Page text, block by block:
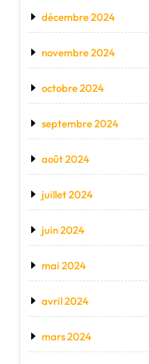
décembre 2024
novembre 2024
octobre 2024
septembre 2024
août 2024
juillet 2024
juin 2024
mai 2024
avril 2024
mars 2024